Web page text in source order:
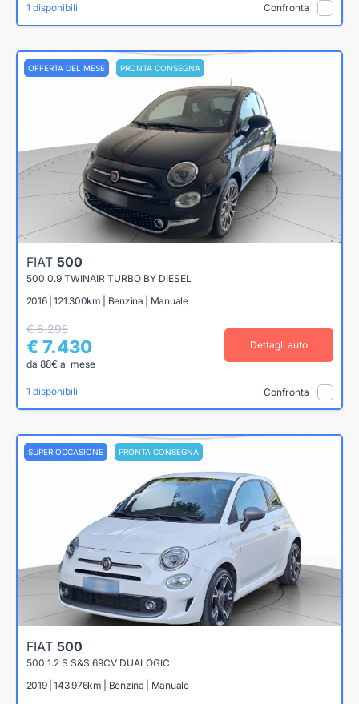
1 disponibili Confronta
OFFERTA DEL MESE PRONTA CONSEGNA
FIAT 500
500 0.9 TWINAIR TURBO BY DIESEL
2016 | 121.300km | Benzina | Manuale
€ 8.295
€ 7.430
da 88€ al mese
Dettagli auto
1 disponibili Confronta
SUPER OCCASIONE PRONTA CONSEGNA
FIAT 500
500 1.2 S S&S 69CV DUALOGIC
2019 | 143.976km | Benzina | Manuale